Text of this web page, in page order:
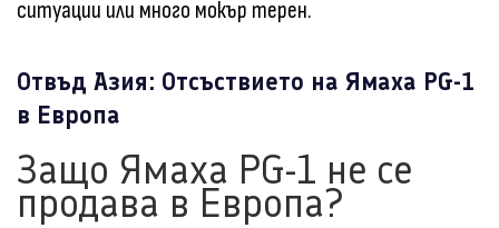
ситуации или много мокър терен.
Отвъд Азия: Отсъствието на Ямаха PG-1
в Европа
Защо Ямаха PG-1 не се
продава в Европа?